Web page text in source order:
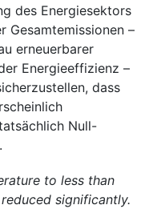
des Energiesektors
Gesamtemissionen –
erneuerbarer
Energieeffizienz –
dass
Null-
to less than
significantly.